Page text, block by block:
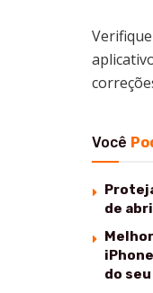
Você
de
do